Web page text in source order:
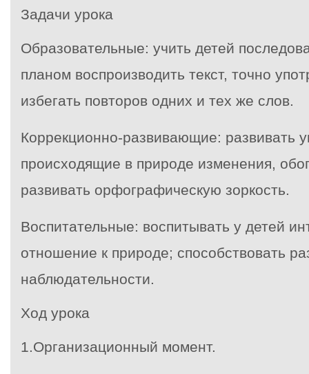
Задачи урока
Образовательные: учить детей
планом воспроизводить текст, точно
избегать повторов одних и тех же слов.
Коррекционно-развивающие: развивать
происходящие в природе изменения,
развивать орфографическую зоркость.
Воспитательные: воспитывать у детей
отношение к природе; способствовать
наблюдательности.
Ход урока
1.Организационный момент.